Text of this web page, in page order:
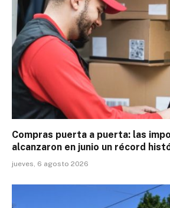
Compras puerta a puerta: las
alcanzaron en junio un récord
jueves, 6 agosto 2026